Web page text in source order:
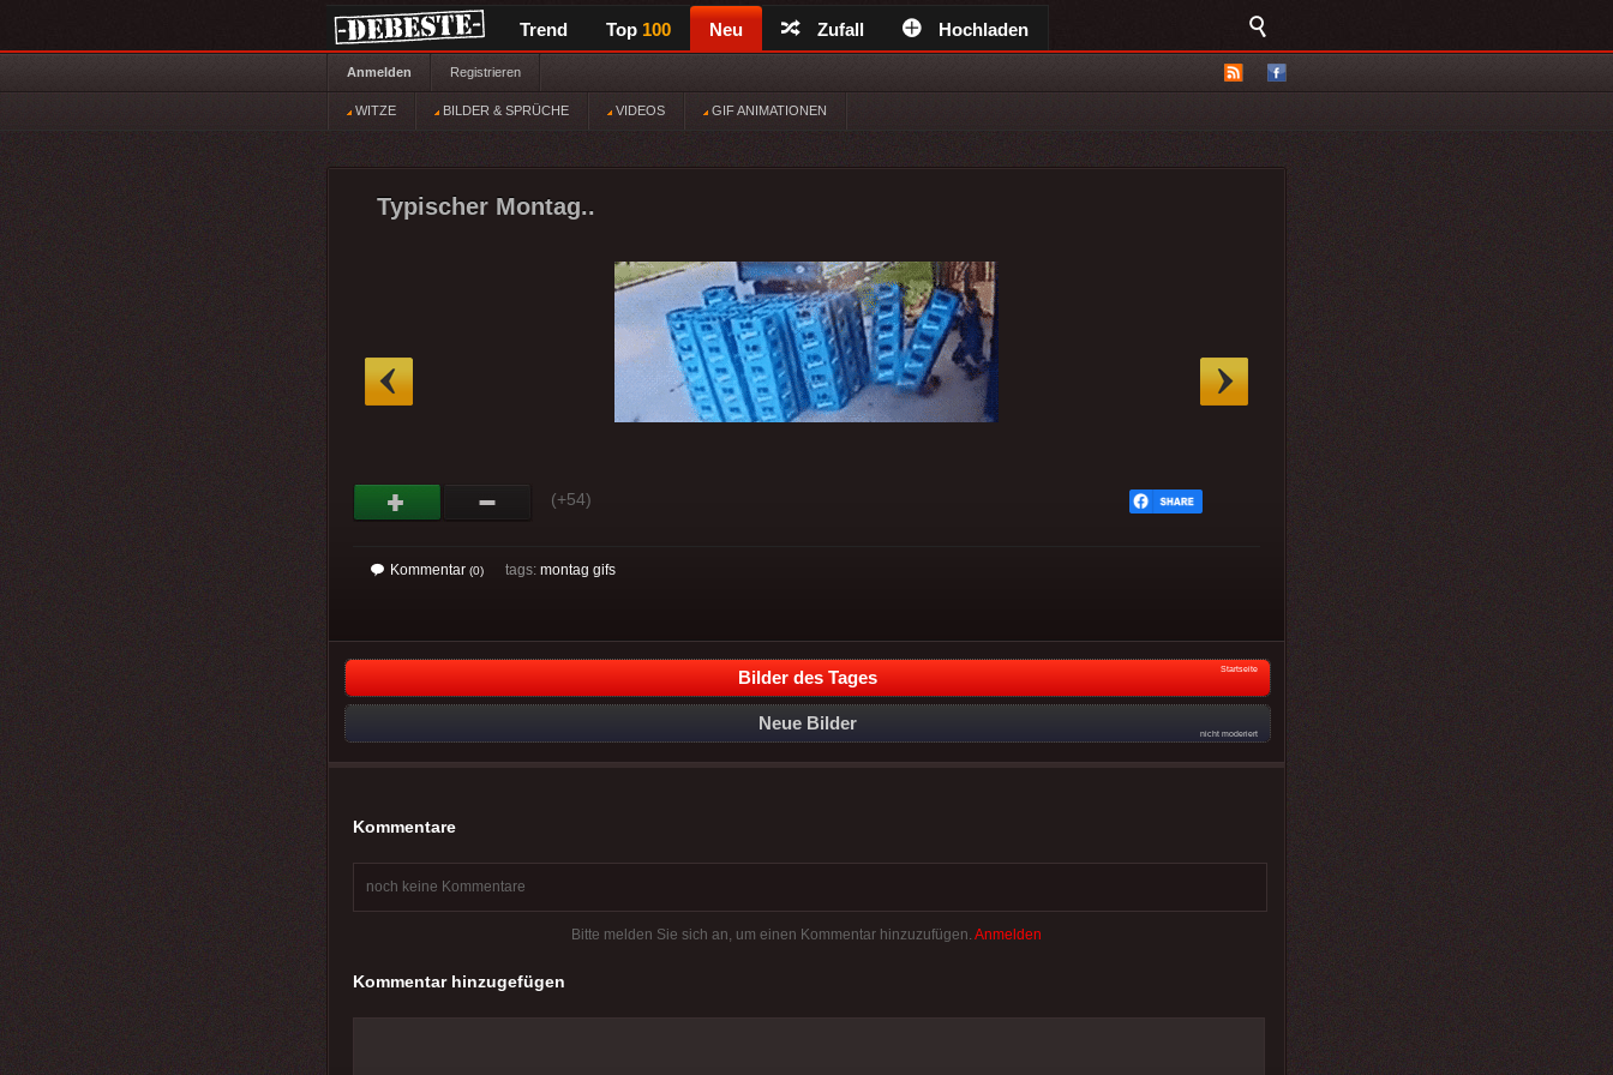
Trend Top 100 Neu Zufall Hochladen
Anmelden Registrieren
WITZE BILDER & SPRÜCHE VIDEOS GIF ANIMATIONEN
Typischer Montag..
(+54)
Kommentar (0) tags: montag gifs
Bilder des Tages Startseite
Neue Bilder
nicht moderiert
Kommentare
noch keine Kommentare
Bitte melden Sie sich an, um einen Kommentar hinzuzufügen. Anmelden
Kommentar hinzugefügen